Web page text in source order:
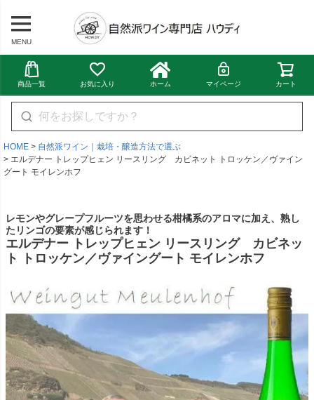
MENU
商品一覧 お気に入り ホーム マイページ カート
HOME
自然派ワイン｜栽培・醸造方法で選ぶ
エルデナー トレップヒェン リースリング カビネット トロッケン／ヴァイン
グート モイレンホフ
レモンやグレープフルーツを思わせる柑橘系のアロマに加え、熟し
たリンゴの要素が感じられます！
エルデナー トレップヒェン リースリング カビネッ
ト トロッケン／ヴァイングート モイレンホフ